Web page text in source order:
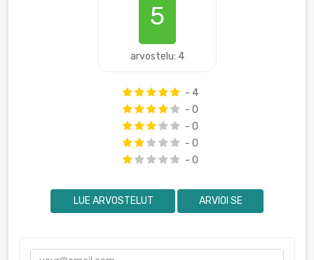
5
arvostelu: 4
- 4
- 0
- 0
- 0
- 0
LUE ARVOSTELUT ARVIOI SE